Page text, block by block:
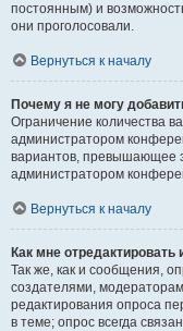
постоянным) и
они проголосовали.
Вернуться к началу
Почему я не могу
Ограничение количества
администратором
вариантов, превышающее
администратором
Вернуться к началу
Как мне
Так же, как и сообщения,
создателями,
редактирования опроса
в теме; опрос всегда